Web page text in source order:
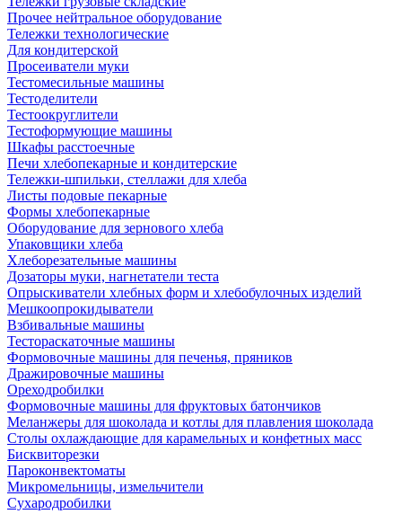
Прочее нейтральное оборудование
Тележки технологические
Для кондитерской
Просеиватели муки
Тестомесильные машины
Тестоделители
Тестоокруглители
Тестоформующие машины
Шкафы расстоечные
Печи хлебопекарные и кондитерские
Тележки-шпильки, стеллажи для хлеба
Листы подовые пекарные
Формы хлебопекарные
Оборудование для зернового хлеба
Упаковщики хлеба
Хлеборезательные машины
Дозаторы муки, нагнетатели теста
Опрыскиватели хлебных форм и хлебобулочных изделий
Мешкоопрокидыватели
Взбивальные машины
Тестораскаточные машины
Формовочные машины для печенья, пряников
Дражировочные машины
Ореходробилки
Формовочные машины для фруктовых батончиков
Меланжеры для шоколада и котлы для плавления шоколада
Столы охлаждающие для карамельных и конфетных масс
Бисквиторезки
Пароконвектоматы
Микромельницы, измельчители
Сухародробилки